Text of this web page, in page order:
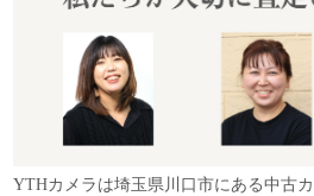
YTHカメラは埼玉県川口市にある中古